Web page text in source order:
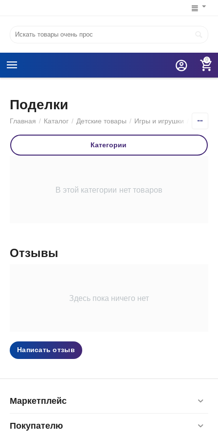
0
Поделки
Главная / Каталог / Детские товары / Игры и игрушки Хобби
Категории
В этой категории нет товаров
Отзывы
Здесь пока ничего нет
Написать отзыв
Маркетплейс
Покупателю